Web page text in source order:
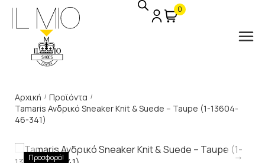
0
Αρχική / Προϊόντα /
Tamaris Ανδρικό Sneaker Knit & Suede – Taupe (1-13604-
46-341)
Προσφορά!